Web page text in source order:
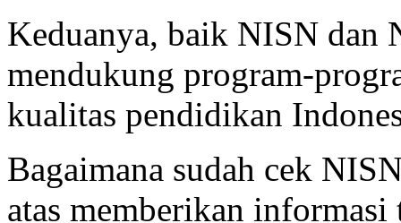
Keduanya, baik NISN dan
mendukung program-
kualitas pendidikan
Bagaimana sudah cek
atas memberikan